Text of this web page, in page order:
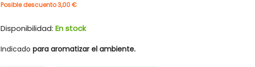
Posible descuento 3,00 €
Disponibilidad: En stock
Indicado para aromatizar el ambiente.